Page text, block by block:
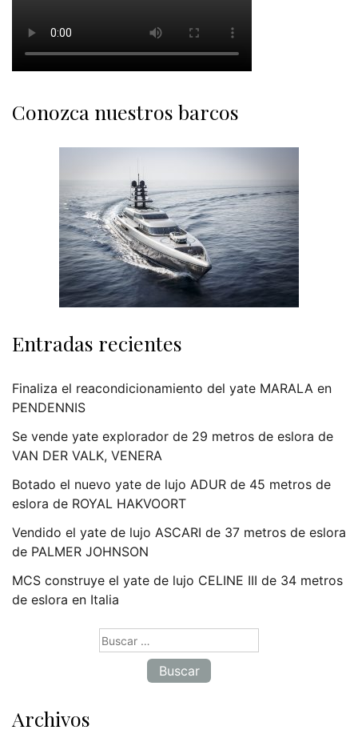
Conozca nuestros barcos
Entradas recientes
Finaliza el reacondicionamiento del yate MARALA en
PENDENNIS
Se vende yate explorador de 29 metros de eslora de
VAN DER VALK, VENERA
Botado el nuevo yate de lujo ADUR de 45 metros de
eslora de ROYAL HAKVOORT
Vendido el yate de lujo ASCARI de 37 metros de eslora
de PALMER JOHNSON
MCS construye el yate de lujo CELINE III de 34 metros
de eslora en Italia
Archivos